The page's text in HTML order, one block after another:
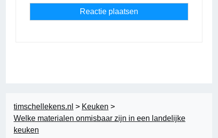
timschellekens.nl > Keuken >
Welke materialen onmisbaar zijn in een landelijke
keuken